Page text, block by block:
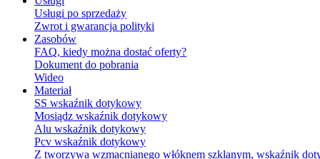
Usługi po sprzedaży
Zwrot i gwarancja polityki
Zasobów
FAQ, kiedy można dostać oferty?
Dokument do pobrania
Wideo
Materiał
SS wskaźnik dotykowy
Mosiądz wskaźnik dotykowy
Alu wskaźnik dotykowy
Pcv wskaźnik dotykowy
Z tworzywa wzmacnianego włóknem szklanym, wskaźnik